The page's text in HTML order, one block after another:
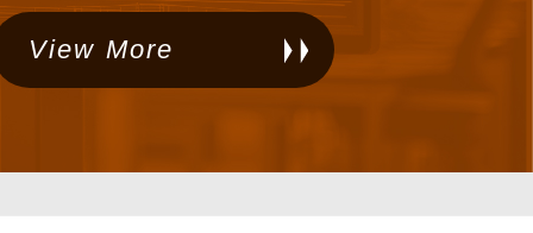
View More